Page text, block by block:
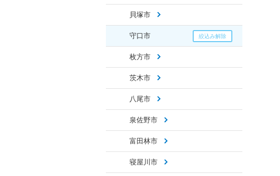
貝塚市
守口市
枚方市
茨木市
八尾市
泉佐野市
富田林市
寝屋川市